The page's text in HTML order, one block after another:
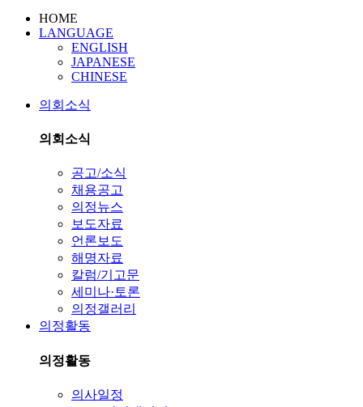
HOME
LANGUAGE
ENGLISH
JAPANESE
CHINESE
의회소식
의회소식
공고/소식
채용공고
의정뉴스
보도자료
언론보도
해명자료
칼럼/기고문
세미나·토론
의정갤러리
의정활동
의정활동
의사일정